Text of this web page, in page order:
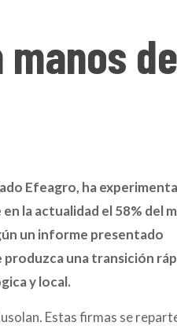
de
Efeagro, ha
la actualidad el 58% del
un informe presentado
una transición
y local.
Estas firmas se